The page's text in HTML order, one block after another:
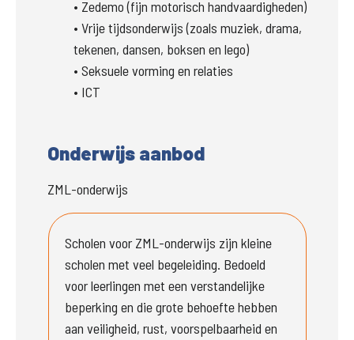
• Zedemo (fijn motorisch handvaardigheden)
• Vrije tijdsonderwijs (zoals muziek, drama,
• Seksuele vorming en relaties
• ICT
Onderwijs aanbod
ZML-onderwijs
Scholen voor ZML-onderwijs zijn kleine
scholen met veel begeleiding. Bedoeld
voor leerlingen met een verstandelijke
beperking en die grote behoefte hebben
aan veiligheid, rust, voorspelbaarheid en